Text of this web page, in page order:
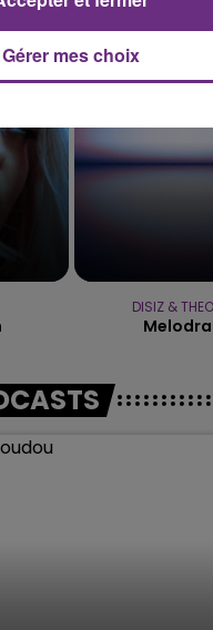
Love
Est-Ce Que Tu
13h36
13h36
DISIZ &
Gérer mes choix